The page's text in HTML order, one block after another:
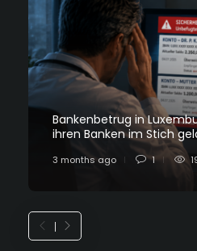
Bankenbetrug in
ihren Banken im Stich
3 months ago 1